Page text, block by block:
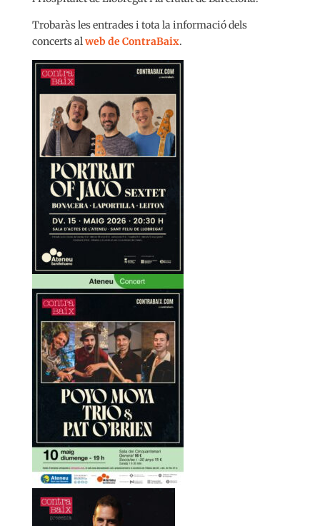
Trobaràs les entrades i tota la informació dels
concerts al web de ContraBaix.